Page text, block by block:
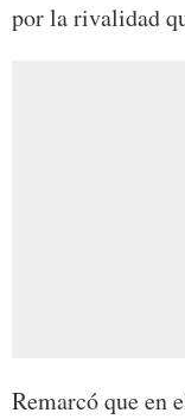
por la rivalidad
Remarcó que en